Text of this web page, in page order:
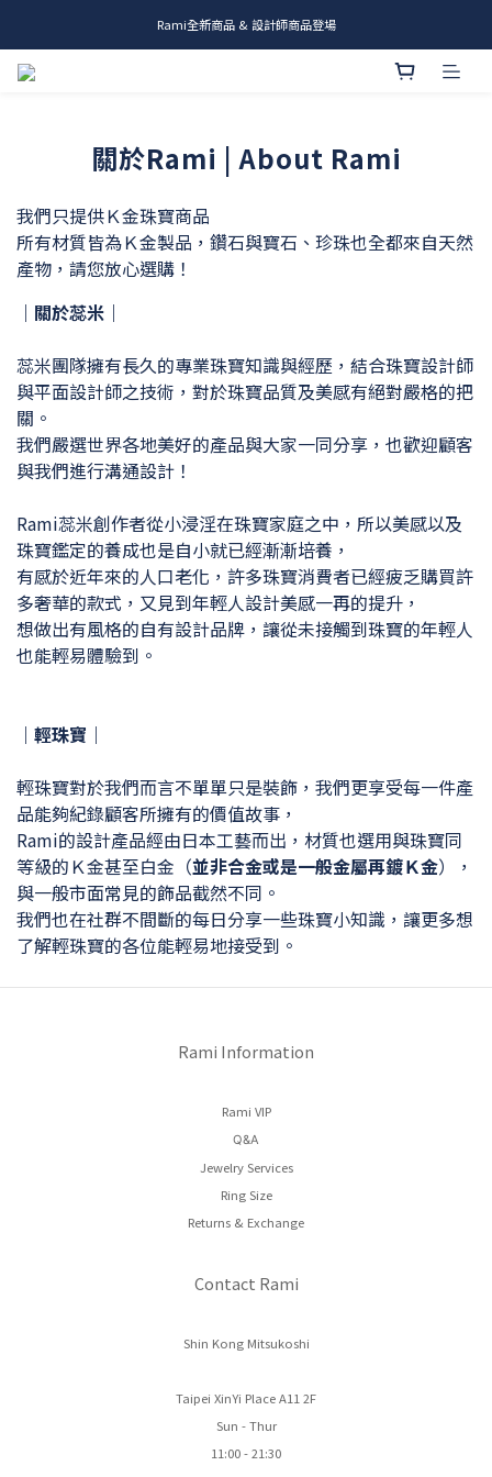
me.ie & A-Y2 新發售
Rami全新商品 & 設計師商品登場
關於Rami | About Rami
我們只提供Ｋ金珠寶商品
所有材質皆為Ｋ金製品， 鑽石與寶石、珍珠也全都來自天然
產物，請您放心選購！
｜ 關於蕊米 ｜
蕊米團隊擁有長久的專業珠寶知識與經歷，結合珠寶設計師
與平面設計師之技術，對於珠寶品質及美感有絕對嚴格的把
關。
我們嚴選世界各地美好的產品與大家一同分享，也歡迎顧客
與我們進行溝通設計！
Rami蕊米創作者從小浸淫在珠寶家庭之中，所以美感以及
珠寶鑑定的養成也是自小就已經漸漸培養，
有感於近年來的人口老化，許多珠寶消費者已經疲乏購買許
多奢華的款式，又見到年輕人設計美感一再的提升，
想做出有風格的自有設計品牌，讓從未接觸到珠寶的年輕人
也能輕易體驗到。
｜輕珠寶｜
輕珠寶對於我們而言不單單只是裝飾，我們更享受每一件產
品能夠紀錄顧客所擁有的價值故事，
Rami的設計產品經由日本工藝而出，材質也選用與珠寶同
等級的Ｋ金甚至白金（並非合金或是一般金屬再鍍Ｋ金），
與一般市面常見的飾品截然不同。
我們也在社群不間斷的每日分享一些珠寶小知識，讓更多想
了解輕珠寶的各位能輕易地接受到。
Rami Information
Rami VIP
Q&A
Jewelry Services
Ring Size
Returns & Exchange
Contact Rami
Shin Kong Mitsukoshi
Taipei XinYi Place A11 2F
Sun - Thur
11:00 - 21:30